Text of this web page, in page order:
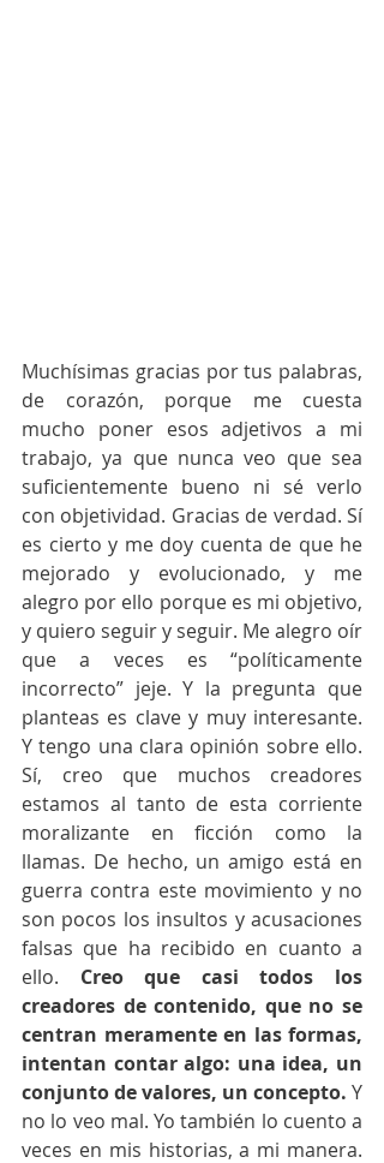
Muchísimas gracias por tus palabras,
de corazón, porque me cuesta
mucho poner esos adjetivos a mi
trabajo, ya que nunca veo que sea
suficientemente bueno ni sé verlo
con objetividad. Gracias de verdad. Sí
es cierto y me doy cuenta de que he
mejorado y evolucionado, y me
alegro por ello porque es mi objetivo,
y quiero seguir y seguir. Me alegro oír
que a veces es “políticamente
incorrecto” jeje. Y la pregunta que
planteas es clave y muy interesante.
Y tengo una clara opinión sobre ello.
Sí, creo que muchos creadores
estamos al tanto de esta corriente
moralizante en ficción como la
llamas. De hecho, un amigo está en
guerra contra este movimiento y no
son pocos los insultos y acusaciones
falsas que ha recibido en cuanto a
ello. Creo que casi todos los
creadores de contenido, que no se
centran meramente en las formas,
intentan contar algo: una idea, un
conjunto de valores, un concepto. Y
no lo veo mal. Yo también lo cuento a